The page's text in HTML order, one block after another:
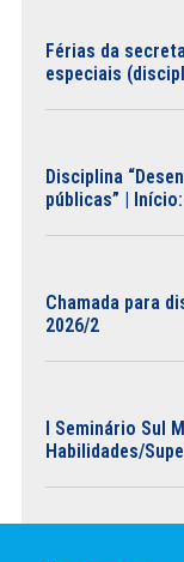
Férias da
especiais
Disciplina
públicas” |
Chamada para
2026/2
I Seminário Sul
Habilidades/